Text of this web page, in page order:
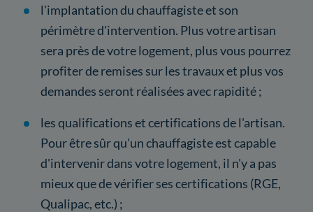
l'implantation du chauffagiste et son
périmètre d'intervention. Plus votre artisan
sera près de votre logement, plus vous pourrez
profiter de remises sur les travaux et plus vos
demandes seront réalisées avec rapidité ;
les qualifications et certifications de l'artisan.
Pour être sûr qu'un chauffagiste est capable
d'intervenir dans votre logement, il n'y a pas
mieux que de vérifier ses certifications (RGE,
Qualipac, etc.) ;